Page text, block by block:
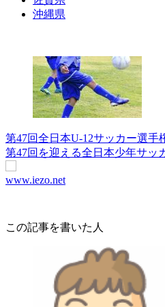
沖縄県
第47回全日本U-12サッカー選手
第47回を迎える全日本少年サッ
www.iezo.net
この記事を書いた人